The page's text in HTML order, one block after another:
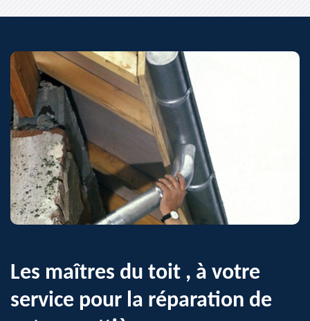
Les maîtres du toit , à votre
service pour la réparation de